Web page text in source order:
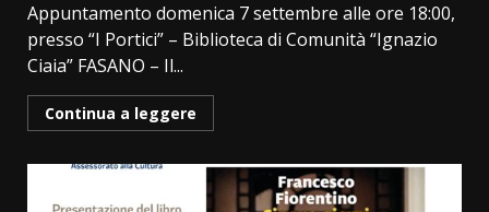
Appuntamento domenica 7 settembre alle ore 18:00,
presso “I Portici” – Biblioteca di Comunità “Ignazio
Ciaia” FASANO – Il...
Continua a leggere